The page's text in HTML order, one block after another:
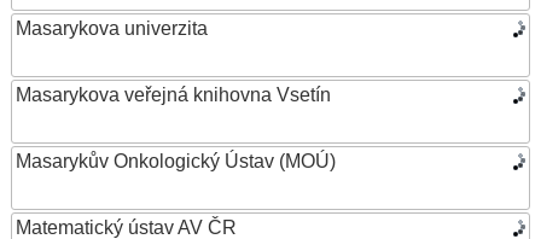
Masarykova univerzita
Masarykova veřejná knihovna Vsetín
Masarykův Onkologický Ústav (MOÚ)
Matematický ústav AV ČR